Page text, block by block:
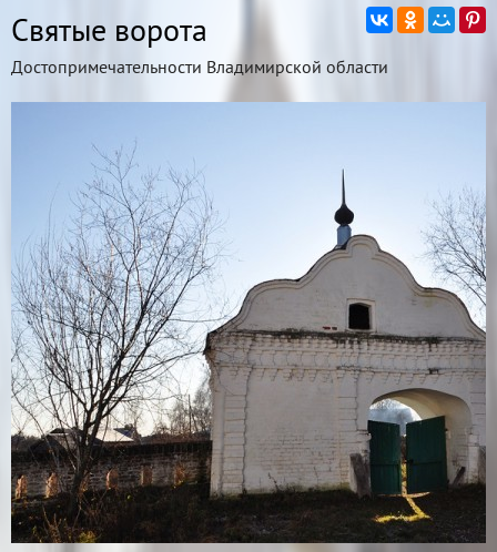
Святые ворота
Достопримечательности Владимирской области